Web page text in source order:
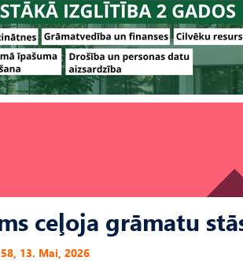
ceļoja grāmatu
13. Mai, 2026